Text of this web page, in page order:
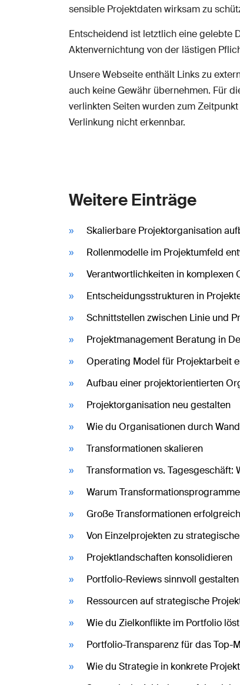
sensible Projektdaten wirksam zu
Entscheidend ist letztlich eine gelebte
Aktenvernichtung von der lästigen
Unsere Webseite enthält Links zu
auch keine Gewähr übernehmen. Für
verlinkten Seiten wurden zum
Verlinkung nicht erkennbar.
Weitere Einträge
Skalierbare Projektorganisation
Rollenmodelle im Projektumfeld
Verantwortlichkeiten in komplexen
Entscheidungsstrukturen in
Schnittstellen zwischen Linie und
Projektmanagement Beratung in
Operating Model für Projektarbeit
Aufbau einer projektorientierten
Projektorganisation neu gestalten
Wie du Organisationen durch
Transformationen skalieren
Transformation vs. Tagesgeschäft:
Warum
Große Transformationen
Von Einzelprojekten zu
Projektlandschaften konsolidieren
Portfolio-Reviews sinnvoll gestalten
Ressourcen auf strategische
Wie du Zielkonflikte im Portfolio löst
Portfolio-Transparenz für das Top-
Wie du Strategie in konkrete